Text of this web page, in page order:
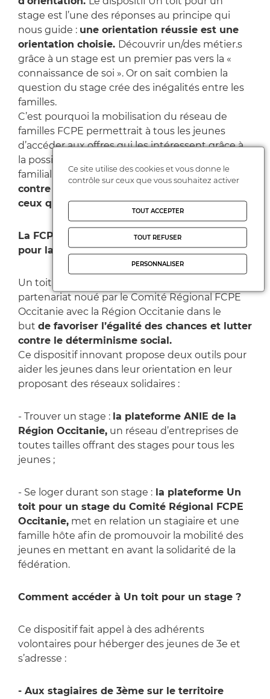
stage est l’une des réponses au principe qui
nous guide : une orientation réussie est une
orientation choisie. Découvrir un/des métier.s
grâce à un stage est un premier pas vers la «
connaissance de soi ». Or on sait combien la
question du stage crée des inégalités entre les
familles.
C’est pourquoi la mobilisation du réseau de
familles FCPE permettrait à tous les jeunes
d’accéder aux offres qui les intéressent grâce à
la possibilité d’être logés hors du domicile
familial.
L’objectif est de contribuer à lutter
contre les inégalités en offrant un réseau à
ceux qui n’en ont pas.
La FCPE et la Région Occitanie, solidaires
pour la mobilité de tous les jeunes !
Un toit pour un stage s’inscrit dans un
partenariat noué par le Comité Régional FCPE
Occitanie avec la Région Occitanie dans le
but de favoriser l’égalité des chances et lutter
contre le déterminisme social.
Ce dispositif innovant propose deux outils pour
aider les jeunes dans leur orientation en leur
proposant des réseaux solidaires :
- Trouver un stage : la plateforme ANIE de la
Région Occitanie, un réseau d’entreprises de
toutes tailles offrant des stages pour tous les
jeunes ;
- Se loger durant son stage : la plateforme Un
toit pour un stage du Comité Régional FCPE
Occitanie, met en relation un stagiaire et une
famille hôte afin de promouvoir la mobilité des
jeunes en mettant en avant la solidarité de la
fédération.
Comment accéder à Un toit pour un stage ?
Ce dispositif fait appel à des adhérents
volontaires pour héberger des jeunes de 3e et
s’adresse :
- Aux stagiaires de 3ème sur le territoire
Ce site utilise des cookies et vous donne le
contrôle sur ceux que vous souhaitez activer
TOUT ACCEPTER
TOUT REFUSER
PERSONNALISER